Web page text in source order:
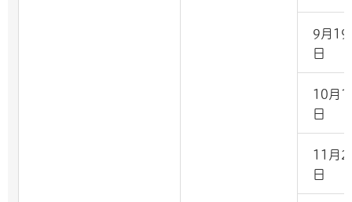
9月19
日
10月
日
11月
日